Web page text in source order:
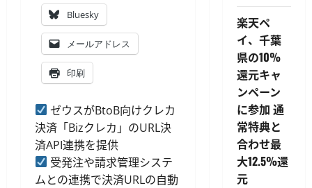
Bluesky
メールアドレス
印刷
ゼウスがBtoB向けクレカ
決済「Bizクレカ」のURL決
済API連携を提供
受発注や請求管理システ
ムとの連携で決済URLの自動
楽天ペ
イ、千葉
県の10%
還元キャ
ンペーン
に参加 通
常特典と
合わせ最
大12.5%還
元